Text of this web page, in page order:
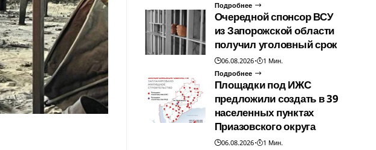
Подробнее
Очередной спонсор ВСУ
из Запорожской области
получил уголовный срок
06.08.2026
1 Мин.
Подробнее
Площадки под ИЖС
предложили создать в 39
населенных пунктах
Приазовского округа
06.08.2026
1 Мин.